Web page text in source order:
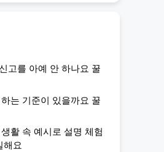
고를 아예 안 하나요 꿀
는 기준이 있을까요 꿀
활 속 예시로 설명 체험
해요